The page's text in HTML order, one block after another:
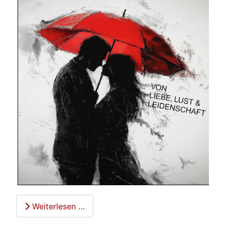
Weiterlesen …